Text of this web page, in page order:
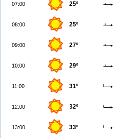
07:00 25º
08:00 25º
09:00 27º
10:00 29º
11:00 31º
12:00 32º
13:00 33º